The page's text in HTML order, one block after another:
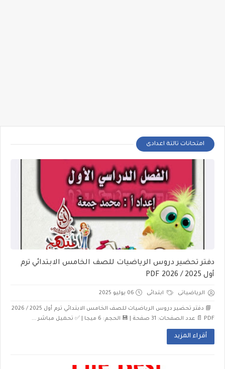
امتحانات تالتة اعدادى
دفتر تحضير دروس الرياضيات للصف الخامس الابتدائي ترم
أول 2025 / 2026 PDF
الرياضياتى ابتدائى 06 يوليو 2025
📘 دفتر تحضير دروس الرياضيات للصف الخامس الابتدائي ترم أول 2025 / 2026
PDF 📄 عدد الصفحات: 31 صفحة | 💾 الحجم: 6 ميجا | ✅ تحميل مباشر ...
أقراء المزيد